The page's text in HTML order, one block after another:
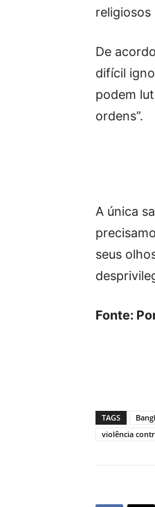
religiosos
De
difícil
podem
ordens”.
A única
seus
Fonte:
TAGS
violência